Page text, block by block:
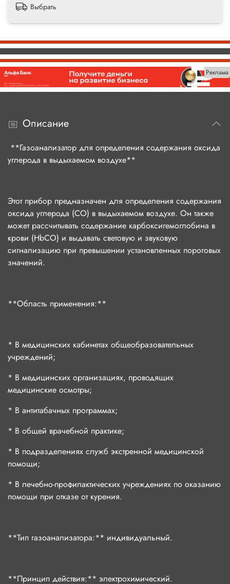
Выбрать
Реклама
Описание
**Газоанализатор для определения содержания оксида
углерода в выдыхаемом воздухе**
Этот прибор предназначен для определения содержания
оксида углерода (СО) в выдыхаемом воздухе. Он также
может рассчитывать содержание карбоксигемоглобина в
крови (HbCO) и выдавать световую и звуковую
сигнализацию при превышении установленных пороговых
значений.
**Область применения:**
* В медицинских кабинетах общеобразовательных
учреждений;
* В медицинских организациях, проводящих
медицинские осмотры;
* В антитабачных программах;
* В общей врачебной практике;
* В подразделениях служб экстренной медицинской
помощи;
* В лечебно-профилактических учреждениях по оказанию
помощи при отказе от курения.
**Тип газоанализатора:** индивидуальный.
**Принцип действия:** электрохимический.